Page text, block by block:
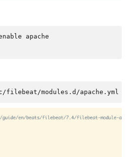
apache
modules.d/apache.yml